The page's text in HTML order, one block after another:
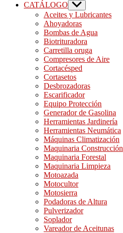
CATÁLOGO Show
sub
menu
Aceites y Lubricantes
Ahoyadoras
Bombas de Agua
Biotrituradora
Carretilla oruga
Compresores de Aire
Cortacésped
Cortasetos
Desbrozadoras
Escarificador
Equipo Protección
Generador de Gasolina
Herramientas Jardinería
Herramientas Neumática
Máquinas Climatización
Maquinaria Construcción
Maquinaria Forestal
Maquinaria Limpieza
Motoazada
Motocultor
Motosierra
Podadoras de Altura
Pulverizador
Soplador
Vareador de Aceitunas